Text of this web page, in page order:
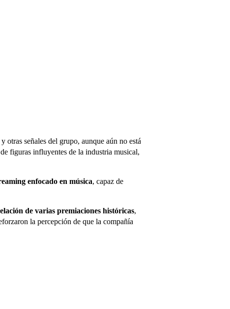
y otras señales del grupo, aunque aún no está
figuras influyentes de la industria musical,
enfocado en música, capaz de
de varias premiaciones históricas,
la percepción de que la compañía